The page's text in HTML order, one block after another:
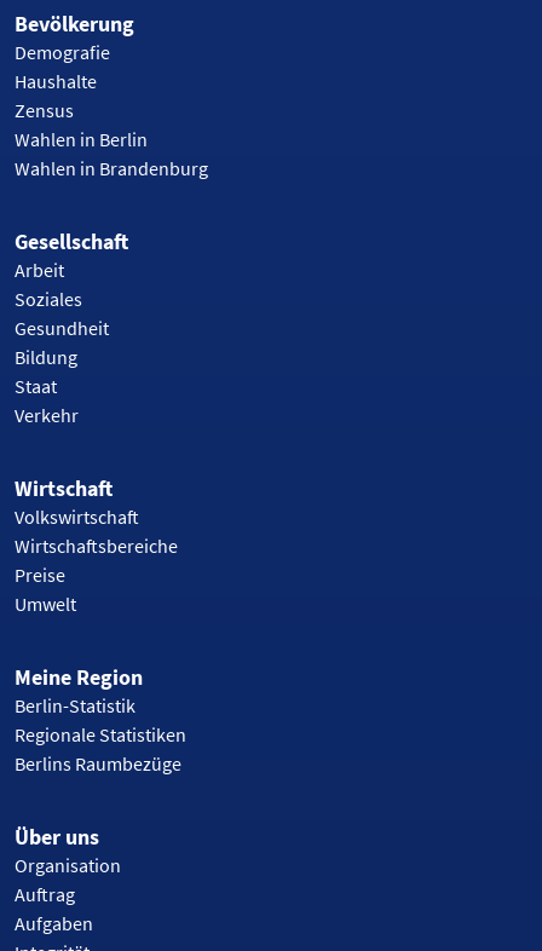
Bevölkerung
Demografie
Haushalte
Zensus
Wahlen in Berlin
Wahlen in Brandenburg
Gesellschaft
Arbeit
Soziales
Gesundheit
Bildung
Staat
Verkehr
Wirtschaft
Volkswirtschaft
Wirtschaftsbereiche
Preise
Umwelt
Meine Region
Berlin-Statistik
Regionale Statistiken
Berlins Raumbezüge
Über uns
Organisation
Auftrag
Aufgaben